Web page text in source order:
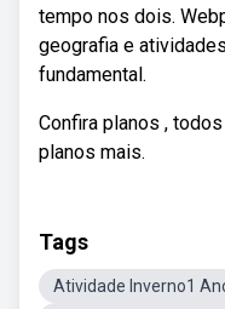
tempo nos dois.
geografia e
fundamental.
Confira planos ,
planos mais.
Tags
Atividade Inverno1